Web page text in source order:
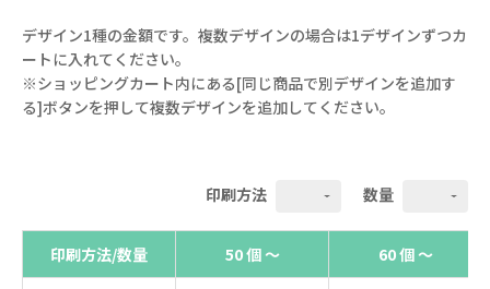
デザイン1種の金額です。複数デザインの場合は1デザインずつカ
ートに入れてください。
※ショッピングカート内にある[同じ商品で別デザインを追加す
る]ボタンを押して複数デザインを追加してください。
印刷方法 数量
印刷方法/数量 50 個 ～ 60 個 ～